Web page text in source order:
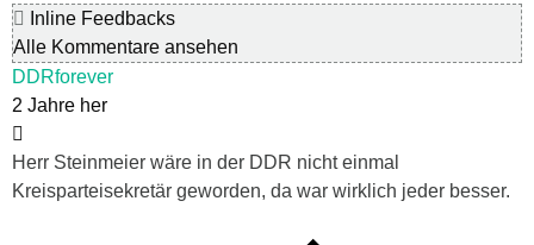
Inline Feedbacks
Alle Kommentare ansehen
DDRforever
2 Jahre her
Herr Steinmeier wäre in der DDR nicht einmal
Kreisparteisekretär geworden, da war wirklich jeder besser.